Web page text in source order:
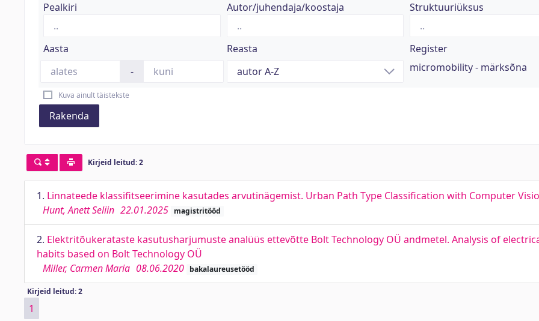
Pealkiri Autor/juhendaja/koostaja Struktuuriüksus
Aasta
-
Reasta
Register
micromobility - märksõna
Kuva ainult täistekste
Rakenda
Kirjeid leitud: 2
1. Linnateede klassifitseerimine kasutades arvutinägemist. Urban Path Type Classification with Computer
Hunt, Anett Seliin 22.01.2025 magistritööd
2. Elektritõukerataste kasutusharjumuste analüüs ettevõtte Bolt Technology OÜ andmetel. Analysis of
habits based on Bolt Technology OÜ
Miller, Carmen Maria 08.06.2020 bakalaureusetööd
Kirjeid leitud: 2
1